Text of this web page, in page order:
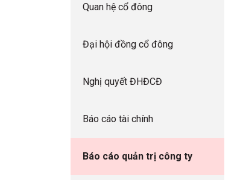
Quan hệ cổ đông
Đại hội đồng cổ đông
Nghị quyết ĐHĐCĐ
Báo cáo tài chính
Báo cáo quản trị công ty